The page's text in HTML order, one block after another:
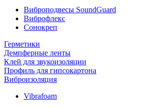
Виброподвесы SoundGuard
Виброфлекс
Сонокреп
Герметики
Демпферные ленты
Клей для звукоизоляции
Профиль для гипсокартона
Виброизоляция
Vibrafoam